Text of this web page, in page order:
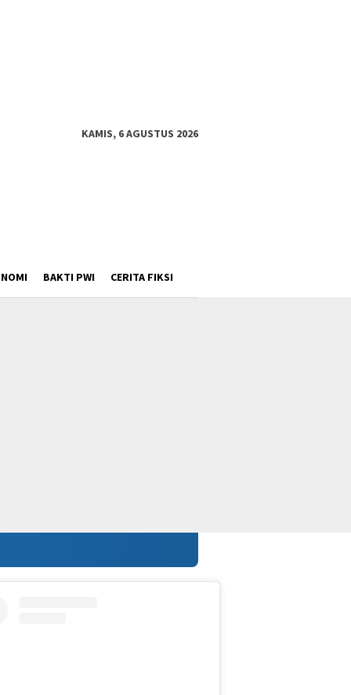
KAMIS, 6 AGUSTUS 2026
BAKTI PWI CERITA FIKSI